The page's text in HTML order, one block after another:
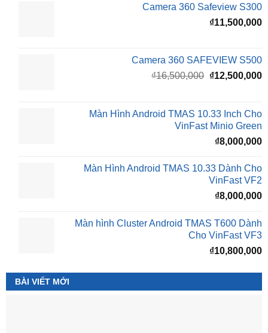
Camera 360 Safeview S300
₫11,500,000
Camera 360 SAFEVIEW S500
₫16,500,000 Giá
₫16,500,000.
₫12,500,000
Màn Hình Android TMAS 10.33 Inch Cho
VinFast Minio Green
₫8,000,000
Màn Hình Android TMAS 10.33 Dành Cho
VinFast VF2
₫8,000,000
Màn hình Cluster Android TMAS T600 Dành
Cho VinFast VF3
₫10,800,000
BÀI VIẾT MỚI